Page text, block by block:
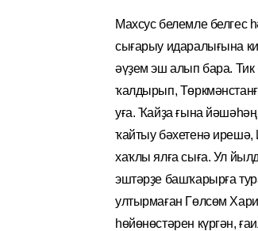
Махсус белемле
сығарыу идаралығына
әүҙем эш алып бара.
ҡалдырып,
уға. Ҡайҙа ғына
ҡайтыу бәхетенә
хаҡлы ялға сыға. Ул
эштәрҙе башҡарыр­ға
ултырмаған Гөлсөм
һөйөнөстәрен күргән,